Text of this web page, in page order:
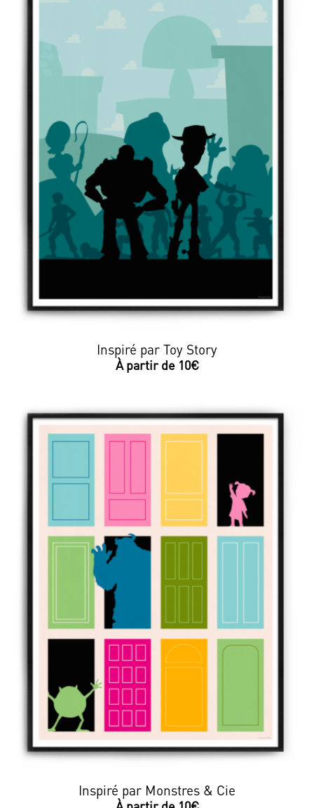
Inspiré par Toy Story
Inspiré par Monstres & Cie